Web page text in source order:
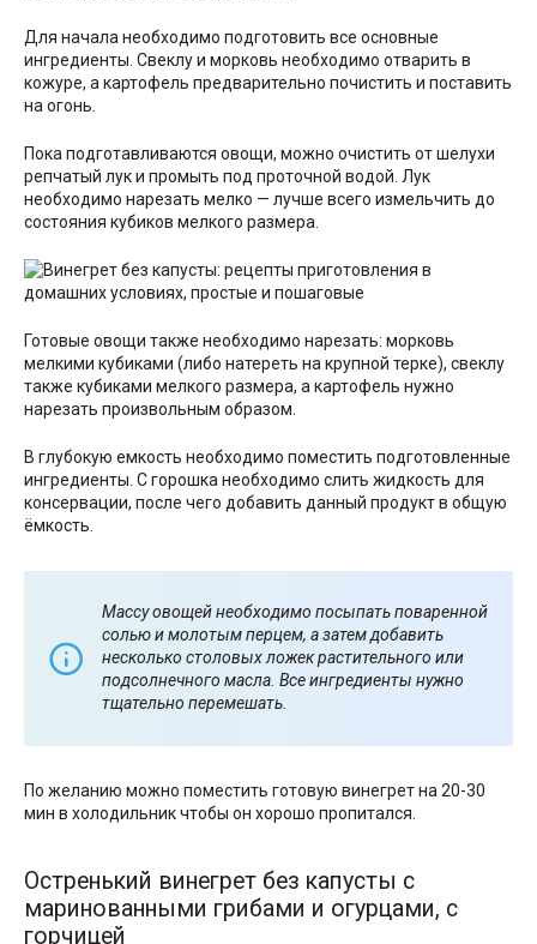
Для начала необходимо подготовить все основные
ингредиенты. Свеклу и морковь необходимо отварить в
кожуре, а картофель предварительно почистить и поставить
на огонь.
Пока подготавливаются овощи, можно очистить от шелухи
репчатый лук и промыть под проточной водой. Лук
необходимо нарезать мелко — лучше всего измельчить до
состояния кубиков мелкого размера.
Готовые овощи также необходимо нарезать: морковь
мелкими кубиками (либо натереть на крупной терке), свеклу
также кубиками мелкого размера, а картофель нужно
нарезать произвольным образом.
В глубокую емкость необходимо поместить подготовленные
ингредиенты. С горошка необходимо слить жидкость для
консервации, после чего добавить данный продукт в общую
ёмкость.
Массу овощей необходимо посыпать поваренной
солью и молотым перцем, а затем добавить
несколько столовых ложек растительного или
подсолнечного масла. Все ингредиенты нужно
тщательно перемешать.
По желанию можно поместить готовую винегрет на 20-30
мин в холодильник чтобы он хорошо пропитался.
Остренький винегрет без капусты с
маринованными грибами и огурцами, с
горчицей